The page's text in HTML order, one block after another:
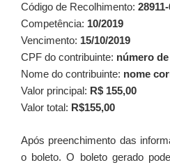
Código de Recolhimento:
Competência: 10/2019
Vencimento: 15/10/2019
CPF do contribuinte: número
Nome do contribuinte: nome
Valor principal: R$ 155,00
Valor total: R$155,00
Após preenchimento das
o boleto.O boleto gerado